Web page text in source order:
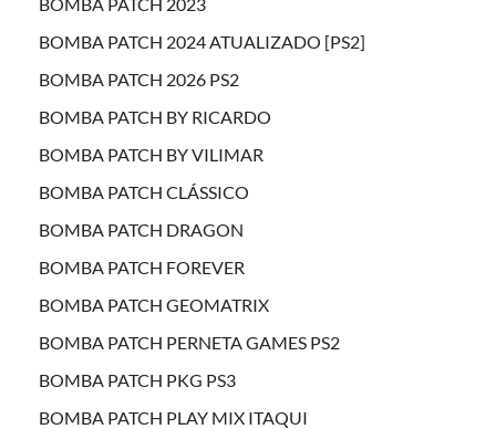
BOMBA PATCH 2024 ATUALIZADO [PS2]
BOMBA PATCH 2026 PS2
BOMBA PATCH BY RICARDO
BOMBA PATCH BY VILIMAR
BOMBA PATCH CLÁSSICO
BOMBA PATCH DRAGON
BOMBA PATCH FOREVER
BOMBA PATCH GEOMATRIX
BOMBA PATCH PERNETA GAMES PS2
BOMBA PATCH PKG PS3
BOMBA PATCH PLAY MIX ITAQUI